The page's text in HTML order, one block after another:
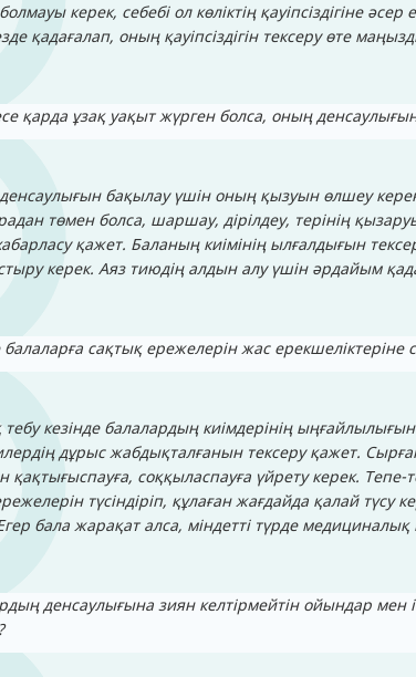
керек, себебі ол көліктің қауіпсіздігіне әсер
қадағалап, оның қауіпсіздігін тексеру өте
қарда ұзақ уақыт жүрген болса, оның
бақылау үшін оның қызуын өлшеу
төмен болса, шаршау, дірілдеу, терінің қызаруы
қажет. Баланың киімінің ылғалдығын
керек. Аяз тиюдің алдын алу үшін әрдайым
сақтық ережелерін жас ерекшеліктеріне
кезінде балалардың киімдерінің
дұрыс жабдықталғанын тексеру қажет.
қақтығыспауға, соққыласпауға үйрету керек. Тепе-
түсіндіріп, құлаған жағдайда қалай түсу
бала жарақат алса, міндетті түрде медициналық
денсаулығына зиян келтірмейтін ойындар